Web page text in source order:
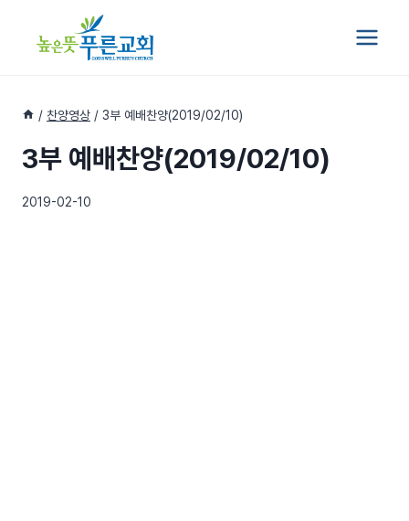
/ 찬양영상 / 3부 예배찬양(2019/02/10)
3부 예배찬양(2019/02/10)
2019-02-10